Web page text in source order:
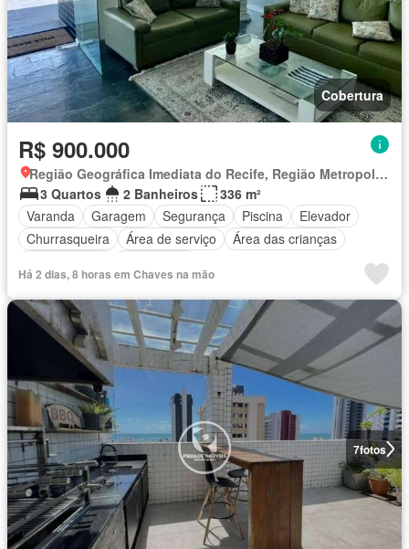
Cobertura
R$ 900.000
Região Geográfica Imediata do Recife, Região Metropolitana do Recife
3 Quartos
2 Banheiros
336 m²
Varanda
Garagem Segurança Piscina
Elevador
Churrasqueira
Área de serviço
Área das crianças
Há 2 dias, 8 horas em Chaves na mão
7fotos